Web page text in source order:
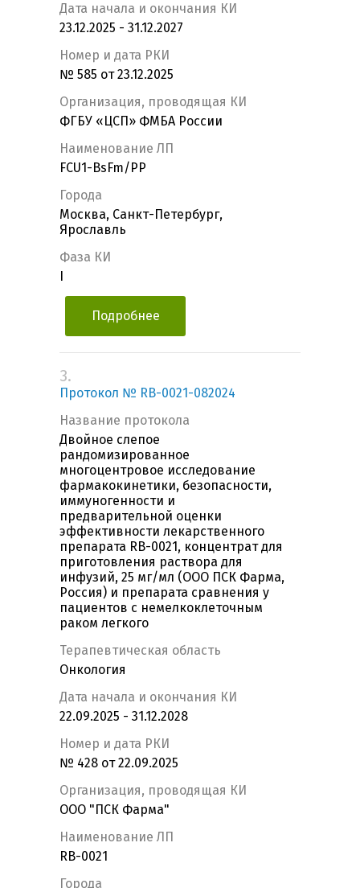
Дата начала и окончания КИ
23.12.2025 - 31.12.2027
Номер и дата РКИ
№ 585 от 23.12.2025
Организация, проводящая КИ
ФГБУ «ЦСП» ФМБА России
Наименование ЛП
FCU1-BsFm/PP
Города
Москва, Санкт-Петербург,
Ярославль
Фаза КИ
Подробнее
3.
Протокол № RB-0021-082024
Название протокола
Двойное слепое
рандомизированное
многоцентровое исследование
фармакокинетики, безопасности,
иммуногенности и
предварительной оценки
эффективности лекарственного
препарата RB-0021, концентрат для
приготовления раствора для
инфузий, 25 мг/мл (ООО ПСК Фарма,
Россия) и препарата сравнения у
пациентов с немелкоклеточным
раком легкого
Терапевтическая область
Онкология
Дата начала и окончания КИ
22.09.2025 - 31.12.2028
Номер и дата РКИ
№ 428 от 22.09.2025
Организация, проводящая КИ
ООО "ПСК Фарма"
Наименование ЛП
RB-0021
Города